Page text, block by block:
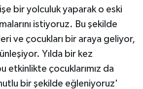
bir yolculuk yaparak o eski
istiyoruz. Bu şekilde
ve çocukları bir araya geliyor,
Yılda bir kez
etkinlikte çocuklarımız da
bir şekilde eğleniyoruz'